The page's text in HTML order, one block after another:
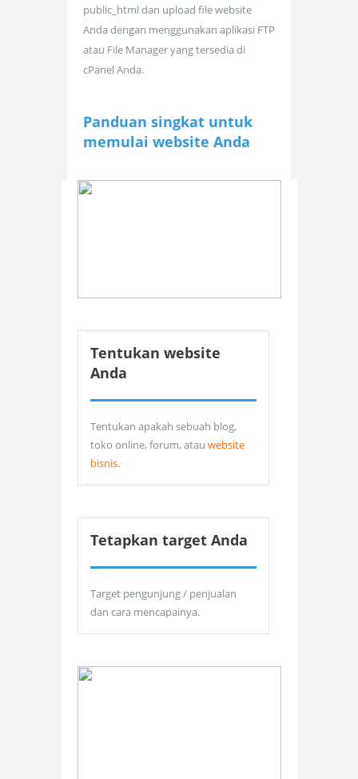
public_html dan upload file website
Anda dengan menggunakan aplikasi FTP
atau File Manager yang tersedia di
cPanel Anda.
Panduan singkat untuk
memulai website Anda
Tentukan website
Anda
Tentukan apakah sebuah blog,
toko online, forum, atau website
bisnis.
Tetapkan target Anda
Target pengunjung / penjualan
dan cara mencapainya.